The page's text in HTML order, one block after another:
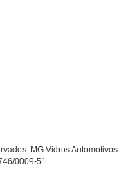
MG Vidros Automotivos
0009-51.